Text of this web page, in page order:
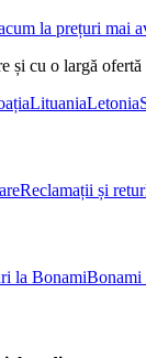
la prețuri mai
și cu o largă
LituaniaLetonia
Reclamații și retur
la BonamiBonami